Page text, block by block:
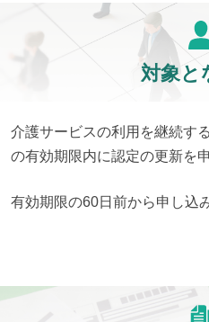
対象と
介護サービスの利用を継続す
の有効期限内に認定の更新を
有効期限の60日前から申し込